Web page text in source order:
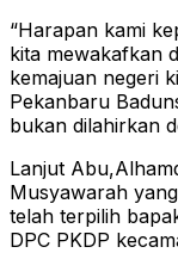
“Harapan kami
kita mewakafkan
kemajuan negeri
Pekanbaru
bukan dilahirkan
Lanjut
Musyawarah
telah terpilih
DPC PKDP